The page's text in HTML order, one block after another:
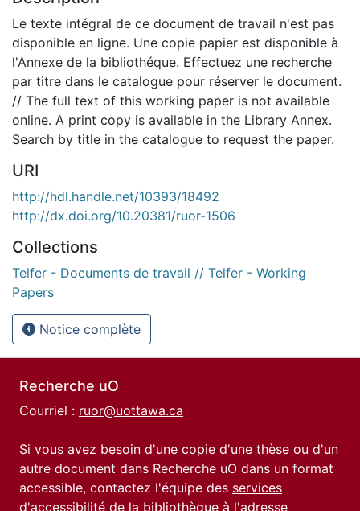
Le texte intégral de ce document de travail n'est pas
disponible en ligne. Une copie papier est disponible à
l'Annexe de la bibliothéque. Effectuez une recherche
par titre dans le catalogue pour réserver le document.
// The full text of this working paper is not available
online. A print copy is available in the Library Annex.
Search by title in the catalogue to request the paper.
URI
http://hdl.handle.net/10393/18492
http://dx.doi.org/10.20381/ruor-1506
Collections
Telfer - Documents de travail // Telfer - Working
Papers
Notice complète
Recherche uO
Courriel : ruor@uottawa.ca
Si vous avez besoin d'une copie d'une thèse ou d'un
autre document dans Recherche uO dans un format
accessible, contactez l'équipe des services
d'accessibilité de la bibliothèque à l'adresse